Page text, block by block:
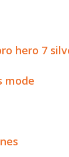
hero 7
mode